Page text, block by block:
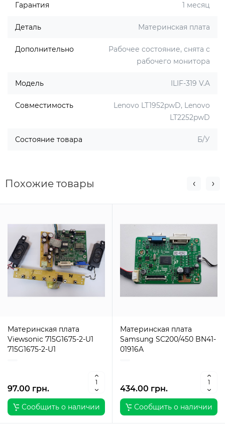
Гарантия 1 месяц
Деталь Материнская плата
Дополнительно
Рабочее состояние, снята с
рабочего монитора
Модель ILIF-319 V.A
Совместимость
Lenovo LT1952pwD, Lenovo
LT2252pwD
Состояние товара Б/У
Похожие товары
Материнская плата
Viewsonic 715G1675-2-U1
715G1675-2-U1
97.00 грн.
Сообщить о наличии
Материнская плата
Samsung SC200/450 BN41-
01916A
434.00 грн.
Сообщить о наличии